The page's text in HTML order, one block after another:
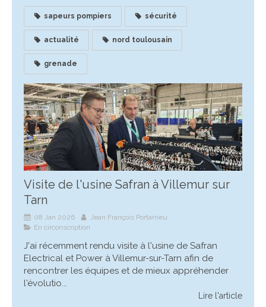
sapeurs pompiers sécurité
actualité nord toulousain
grenade
Visite de l'usine Safran à Villemur sur
Tarn
08 Jan 2026
Jean François Portarrieu
En circonscription
J'ai récemment rendu visite à l'usine de Safran
Electrical et Power à Villemur-sur-Tarn afin de
rencontrer les équipes et de mieux appréhender
l'évolutio...
Lire l'article